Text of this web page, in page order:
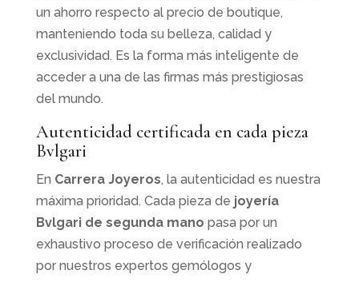
un ahorro respecto al precio de boutique,
manteniendo toda su belleza, calidad y
exclusividad. Es la forma más inteligente de
acceder a una de las firmas más prestigiosas
del mundo.
Autenticidad certificada en cada pieza
Bvlgari
En Carrera Joyeros, la autenticidad es nuestra
máxima prioridad. Cada pieza de joyería
Bvlgari de segunda mano pasa por un
exhaustivo proceso de verificación realizado
por nuestros expertos gemólogos y